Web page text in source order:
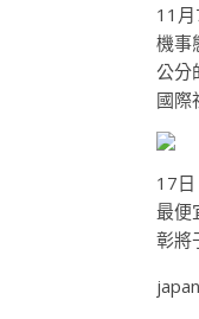
11
機事
公分
國際
17
最便
彰將